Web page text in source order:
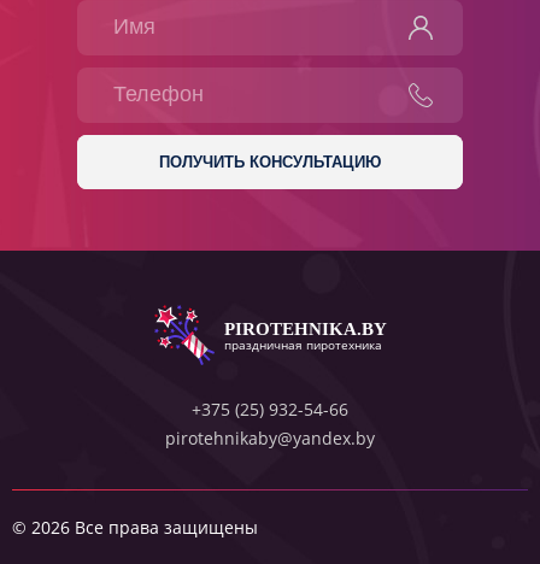
PIROTEHNIKA.BY
праздничная пиротехника
+375 (25) 932-54-66
pirotehnikaby@yandex.by
© 2026 Все права защищены